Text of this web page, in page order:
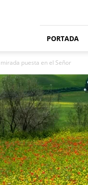
PORTADA
puesta en el Señor